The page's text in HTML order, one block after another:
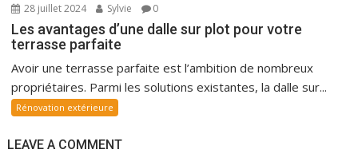
28 juillet 2024 Sylvie 0
Les avantages d’une dalle sur plot pour votre
terrasse parfaite
Avoir une terrasse parfaite est l’ambition de nombreux
propriétaires. Parmi les solutions existantes, la dalle sur...
Rénovation extérieure
LEAVE A COMMENT